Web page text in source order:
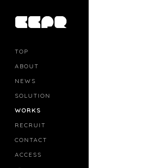
TOP
ABOUT
NEWS
SOLUTION
WORKS
RECRUIT
CONTACT
ACCESS
MOVIE MARKETING
INFLUENCERS MARKETING